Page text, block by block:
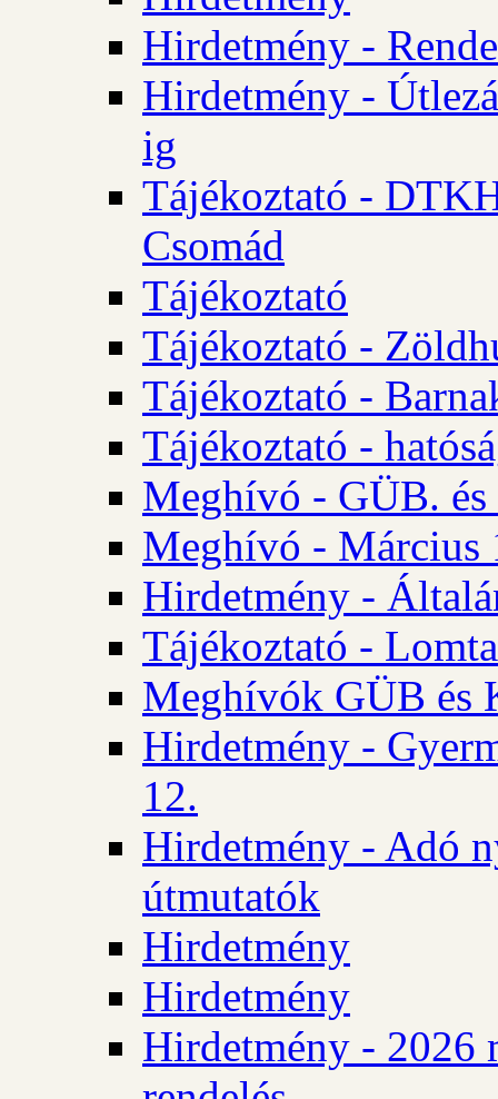
Hirdetmény -
Hirdetmény -
ig
Tájékoztató -
Csomád
Tájékoztató
Tájékoztató -
Tájékoztató -
Tájékoztató -
Meghívó - GÜB.
Meghívó - Március
Hirdetmény -
Tájékoztató -
Meghívók GÜB és
Hirdetmény -
12.
Hirdetmény - Adó
útmutatók
Hirdetmény
Hirdetmény
Hirdetmény - 2026